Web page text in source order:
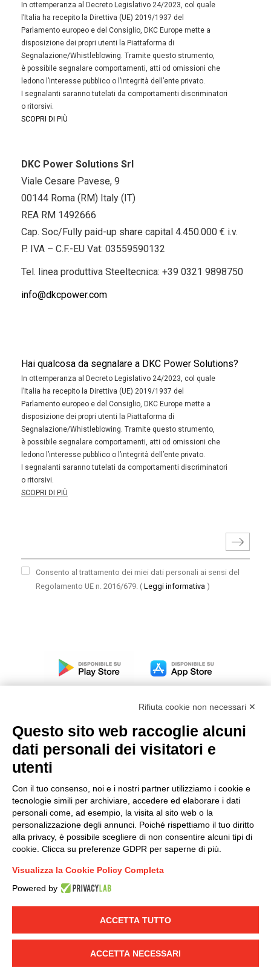
In ottemperanza al Decreto Legislativo 24/2023, col quale
l’Italia ha recepito la Direttiva (UE) 2019/1937 del
Parlamento europeo e del Consiglio, DKC Europe mette a
disposizione dei propri utenti la Piattaforma di
Segnalazione/Whistleblowing. Tramite questo strumento,
è possibile segnalare comportamenti, atti od omissioni che
ledono l’interesse pubblico o l’integrità dell’ente privato.
I segnalanti saranno tutelati da comportamenti discriminatori
o ritorsivi.
SCOPRI DI PIÙ
DKC Power Solutions Srl
Viale Cesare Pavese, 9
00144 Roma (RM) Italy (IT)
REA RM 1492666
Cap. Soc/Fully paid-up share capital 4.450.000 € i.v.
P. IVA – C.F.-EU Vat: 03559590132
Tel. linea produttiva Steeltecnica: +39 0321 9898750
info@dkcpower.com
Hai qualcosa da segnalare a DKC Power Solutions?
In ottemperanza al Decreto Legislativo 24/2023, col quale
l’Italia ha recepito la Direttiva (UE) 2019/1937 del
Parlamento europeo e del Consiglio, DKC Europe mette a
disposizione dei propri utenti la Piattaforma di
Segnalazione/Whistleblowing. Tramite questo strumento,
è possibile segnalare comportamenti, atti od omissioni che
ledono l’interesse pubblico o l’integrità dell’ente privato.
I segnalanti saranno tutelati da comportamenti discriminatori
o ritorsivi.
SCOPRI DI PIÙ
Consento al trattamento dei miei dati personali ai sensi del
Regolamento UE n. 2016/679. ( Leggi informativa )
Connettiti con noi
FACEBOOK
/ LINKEDIN
TWITTER
© 2019 - DKC EuropePrivacy-Cookies-Modifica preferenze
Cookie - Yourbiz
Modello organizzativo, gestione e controllo – D. lgs.
Condizioni generali di vendita DKC Europe
Condizioni generali di vendita DKC Power Solutions
Condizioni generali di acquisto
Codice etico
Rifiuta cookie non necessari ✕
Questo sito web raccoglie alcuni
dati personali dei visitatori e
utenti
Con il tuo consenso, noi e i nostri partner utilizziamo i cookie e
tecnologie simili per archiviare, accedere ed elaborare i dati
personali come, ad esempio, la visita al sito web o la
personalizzazione degli annunci. Poiché rispettiamo il tuo diritto
alla privacy, è possibile scegliere di non consentire alcuni tipi di
cookie. Clicca su preferenze GDPR per saperne di più.
Visualizza la Cookie Policy Completa
Powered by
ACCETTA TUTTO
ACCETTA NECESSARI